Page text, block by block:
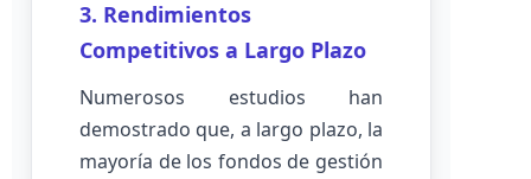
3. Rendimientos
Competitivos a Largo Plazo
Numerosos estudios han
demostrado que, a largo plazo, la
mayoría de los fondos de gestión